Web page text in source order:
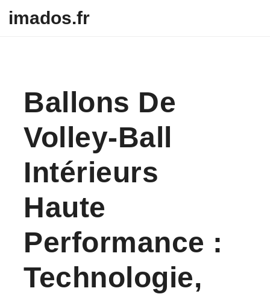
imados.fr
Ballons De
Volley-Ball
Intérieurs
Haute
Performance :
Technologie,